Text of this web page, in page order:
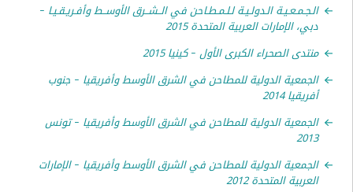
الـدولـيـة لـلـمـطـاحن في الــشــرق الأوســط وأفـريـقـيـا –
العربية المتحدة 2015
الصحراء الكبرى الأول – كينيا 2015
الدولية للمطاحن في الشرق الأوسط وأفريقيا – جنوب
الدولية للمطاحن في الشرق الأوسط وأفريقيا – تونس
الدولية للمطاحن في الشرق الأوسط وأفريقيا – الإمارات
المتحدة 2012